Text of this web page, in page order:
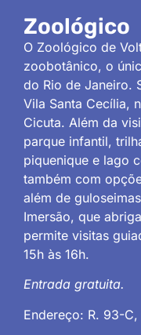
Zoológico
O Zoológico de
zoobotânico, o
do Rio de Janeiro.
Vila Santa Cecília,
Cicuta. Além da
parque infantil,
piquenique e lago
também com
além de
Imersão, que
permite visitas
15h às 16h.
Entrada gratuita.
Endereço: R. 93-C,